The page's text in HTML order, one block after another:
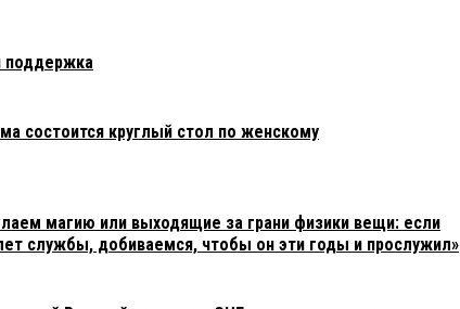
поддержка
состоится круглый стол по женскому
магию или выходящие за грани физики вещи: если
службы, добиваемся, чтобы он эти годы и прослужил»